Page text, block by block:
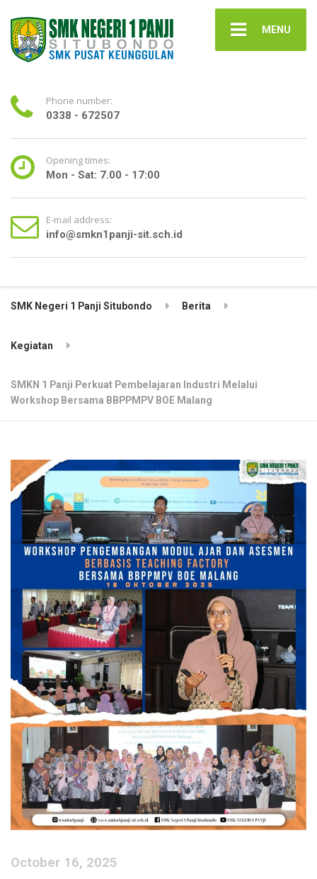
MENU
Phone number:
0338 - 672507
Opening times:
Mon - Sat: 7.00 - 17:00
E-mail address:
info@smkn1panji-sit.sch.id
SMK Negeri 1 Panji Situbondo Berita
Kegiatan
SMKN 1 Panji Perkuat Pembelajaran Industri Melalui
Workshop Bersama BBPPMPV BOE Malang
October 16, 2025